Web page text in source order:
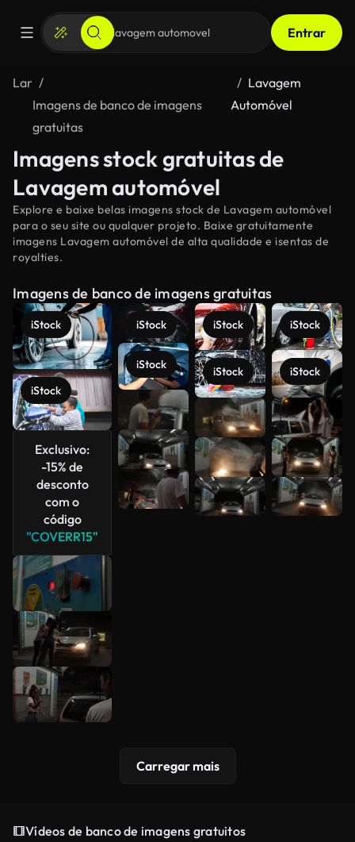
Entrar
Lar
Imagens de banco de imagens
gratuitas
Lavagem
Automóvel
Imagens stock gratuitas de
Lavagem automóvel
Explore e baixe belas imagens stock de Lavagem automóvel
para o seu site ou qualquer projeto. Baixe gratuitamente
imagens Lavagem automóvel de alta qualidade e isentas de
royalties.
Imagens de banco de imagens gratuitas
iStock
iStock
Exclusivo:
-15% de
desconto
com o
código
"COVERR15"
iStock
iStock
iStock
iStock
iStock
iStock
Veja mais
Carregar mais
Vídeos de banco de imagens gratuitos